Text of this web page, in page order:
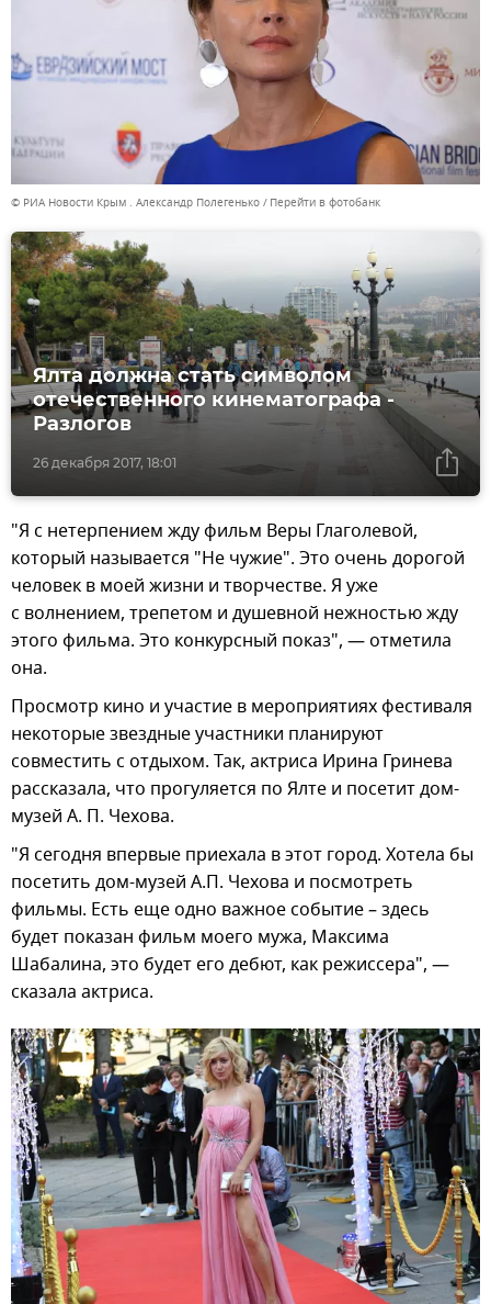
© РИА Новости Крым . Александр Полегенько Перейти в фотобанк
26 декабря 2017, 18:01
Ялта должна стать символом
отечественного кинематографа -
Разлогов
"Я с нетерпением жду фильм Веры Глаголевой,
который называется "Не чужие". Это очень дорогой
человек в моей жизни и творчестве. Я уже
с волнением, трепетом и душевной нежностью жду
этого фильма. Это конкурсный показ", — отметила
она.
Просмотр кино и участие в мероприятиях фестиваля
некоторые звездные участники планируют
совместить с отдыхом. Так, актриса Ирина Гринева
рассказала, что прогуляется по Ялте и посетит дом-
музей А. П. Чехова.
"Я сегодня впервые приехала в этот город. Хотела бы
посетить дом-музей А.П. Чехова и посмотреть
фильмы. Есть еще одно важное событие – здесь
будет показан фильм моего мужа, Максима
Шабалина, это будет его дебют, как режиссера", —
сказала актриса.